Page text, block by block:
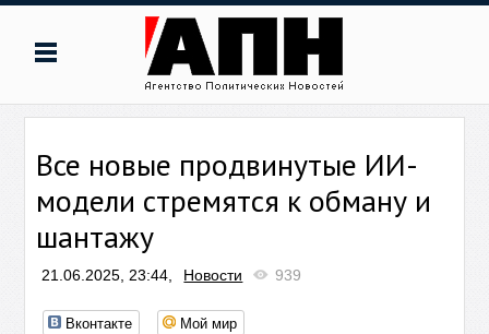
Все новые продвинутые ИИ-
модели стремятся к обману и
шантажу
21.06.2025, 23:44, Новости 939
Вконтакте Мой мир